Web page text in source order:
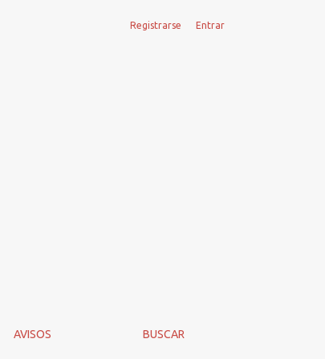
AVISOS BUSCAR
Registrarse Entrar